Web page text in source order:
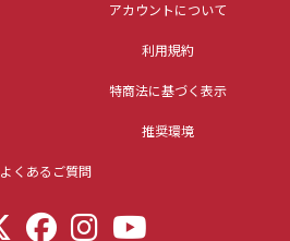
アカウントについて
利用規約
特商法に基づく表示
推奨環境
よくあるご質問